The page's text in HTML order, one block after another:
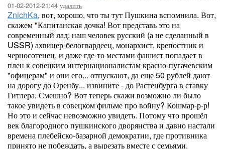
01-02-2012-21:44 удалить
ZnichKa, вот, хорошо, что ты тут Пушкина вспомнила. Вот,
скажем "Капитанская дочка! Вот представь это на
современный лад: наш человек русский (а не сделанный в
USSR) ахвицер-белогвардеец, монархист, крепостник и
черносотенец, и даже где-то местами фашист попадает в
плен к совецким интернационалистам красно-пугачевским
"офицерам" и они его... отпускают, да еще 50 рублей дают
на дорогу до Оренбу... извините - до Растенбурга в ставку
Гитлера. Смешно? Вот теперь скажи возможно ли было
такое увидеть в совецком фильме про войну? Кошмар-р-р!
Но это и сейчас невозможно увидеть. Потому что прошёл
век благородного пушкинского дворянства и давно настали
времена плебейско-базарной демократии, где противника
принято не побеждать, а вырезать вместе с семьями.